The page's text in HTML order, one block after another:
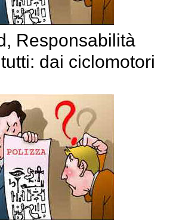
Responsabilità
dai ciclomotori